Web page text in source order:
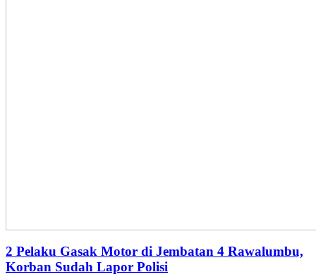
2 Pelaku Gasak Motor di Jembatan 4 Rawalumbu,
Korban Sudah Lapor Polisi